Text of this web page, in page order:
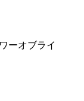
ーオブライ